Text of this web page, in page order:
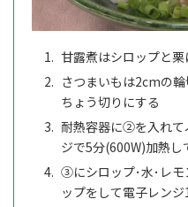
甘露煮はシロップと栗
さつまいもは2cmの
ちょう切りにする
耐熱容器に②を入れて
ジで5分(600W)加熱し
③にシロップ･水･レモ
ップをして電子レン